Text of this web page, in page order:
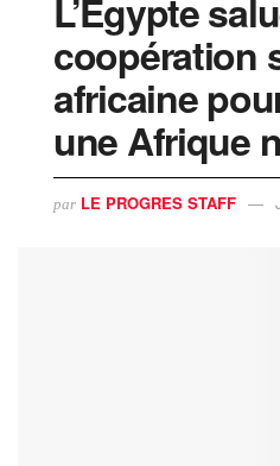
L’Egypte
coopération
africaine
une Afrique
par LE PROGRES STAFF